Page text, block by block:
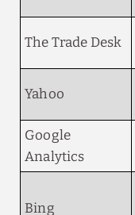
The Trade Desk
Yahoo
Google
Analytics
Bing